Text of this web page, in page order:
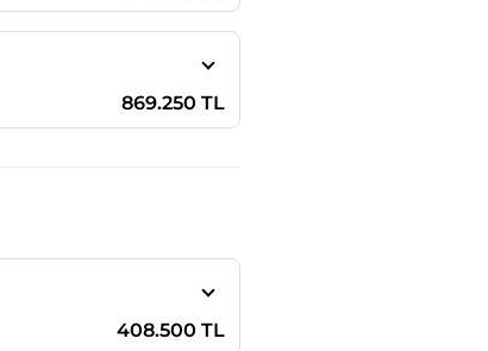
869.250 TL
408.500 TL